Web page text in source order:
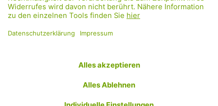
NETIQUETTE
DATENSCHUTZ
TRANSPARENZ
Facebook
TwitterInstagram